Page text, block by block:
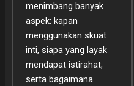
menimbang banyak
aspek: kapan
menggunakan skuat
inti, siapa yang layak
mendapat istirahat,
serta bagaimana